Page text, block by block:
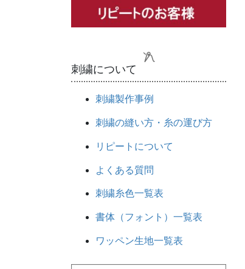
刺繍について
刺繍製作事例
刺繍の縫い方・糸の運び方
リピートについて
よくある質問
刺繍糸色一覧表
書体（フォント）一覧表
ワッペン生地一覧表